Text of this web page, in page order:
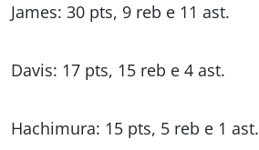
James: 30 pts, 9 reb e 11 ast.
Davis: 17 pts, 15 reb e 4 ast.
Hachimura: 15 pts, 5 reb e 1 ast.